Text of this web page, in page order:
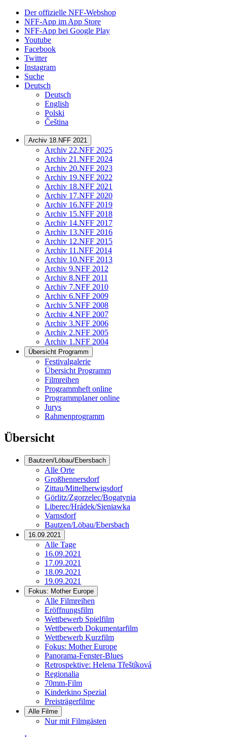
Der offizielle NFF-Webshop
NFF-App im App Store
NFF-App bei Google Play
Youtube
Facebook
Twitter
Instagram
Suche
Deutsch
Deutsch
English
Polski
Čeština
Archiv 18.NFF 2021
Archiv 22.NFF 2025
Archiv 21.NFF 2024
Archiv 20.NFF 2023
Archiv 19.NFF 2022
Archiv 18.NFF 2021
Archiv 17.NFF 2020
Archiv 16.NFF 2019
Archiv 15.NFF 2018
Archiv 14.NFF 2017
Archiv 13.NFF 2016
Archiv 12.NFF 2015
Archiv 11.NFF 2014
Archiv 10.NFF 2013
Archiv 9.NFF 2012
Archiv 8.NFF 2011
Archiv 7.NFF 2010
Archiv 6.NFF 2009
Archiv 5.NFF 2008
Archiv 4.NFF 2007
Archiv 3.NFF 2006
Archiv 2.NFF 2005
Archiv 1.NFF 2004
Übersicht Programm
Festivalgalerie
Übersicht Programm
Filmreihen
Programmheft online
Programmplaner online
Jurys
Rahmenprogramm
Übersicht
Bautzen/Löbau/Ebersbach
Alle Orte
Großhennersdorf
Zittau/Mittelherwigsdorf
Görlitz/Zgorzelec/Bogatynia
Liberec/Hrádek/Sieniawka
Varnsdorf
Bautzen/Löbau/Ebersbach
16.09.2021
Alle Tage
16.09.2021
17.09.2021
18.09.2021
19.09.2021
Fokus: Mother Europe
Alle Filmreihen
Eröffnungsfilm
Wettbewerb Spielfilm
Wettbewerb Dokumentarfilm
Wettbewerb Kurzfilm
Fokus: Mother Europe
Panorama-Fenster-Blues
Retrospektive: Helena Třeštíková
Regionalia
70mm-Film
Kinderkino Spezial
Preisträgerfilme
Alle Filme
Nur mit Filmgästen